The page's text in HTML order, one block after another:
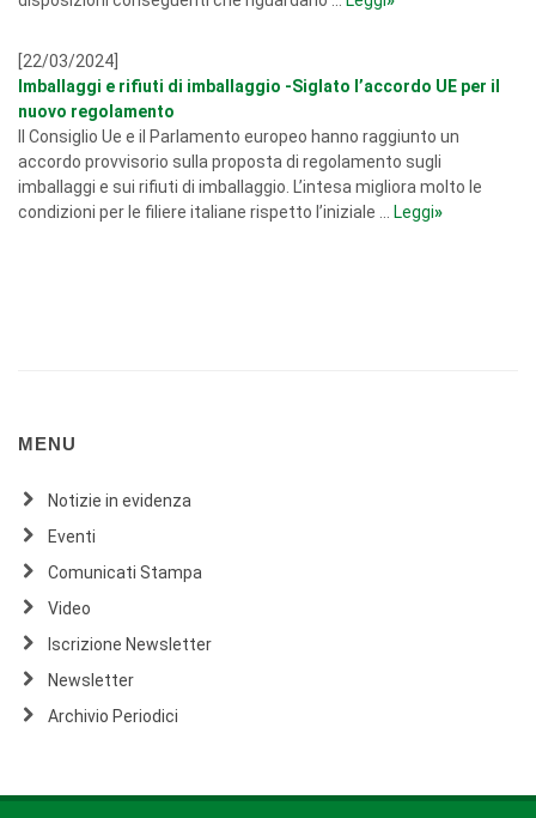
[22/03/2024]
Imballaggi e rifiuti di imballaggio -Siglato l’accordo UE per il
nuovo regolamento
Il Consiglio Ue e il Parlamento europeo hanno raggiunto un
accordo provvisorio sulla proposta di regolamento sugli
imballaggi e sui rifiuti di imballaggio. L’intesa migliora molto le
condizioni per le filiere italiane rispetto l’iniziale ...
Leggi»
MENU
Notizie in evidenza
Eventi
Comunicati Stampa
Video
Iscrizione Newsletter
Newsletter
Archivio Periodici